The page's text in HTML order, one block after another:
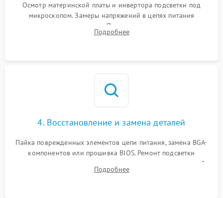
Неисправность BIOS 1500 ₽ Подробнее →
Осмотр материнской платы и инвертора подсветки под
микроскопом. Замеры напряжений в цепях питания
процессора и видеокарты. Проверка состояния жесткого
диска и оперативной памяти с помощью POST-карт и
Подробнее
4. Восстановление и замена деталей
Пайка поврежденных элементов цепи питания, замена BGA-
компонентов или прошивка BIOS. Ремонт подсветки
матрицы, замена неисправного накопителя на скоростной
SSD или установка новых модулей памяти.
Подробнее